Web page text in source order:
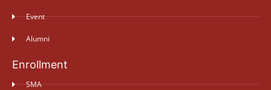
Event
Alumni
Enrollment
SMA